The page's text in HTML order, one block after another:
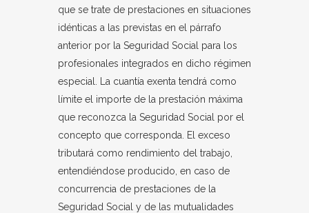
que se trate de prestaciones en situaciones
idénticas a las previstas en el párrafo
anterior por la Seguridad Social para los
profesionales integrados en dicho régimen
especial. La cuantía exenta tendrá como
límite el importe de la prestación máxima
que reconozca la Seguridad Social por el
concepto que corresponda. El exceso
tributará como rendimiento del trabajo,
entendiéndose producido, en caso de
concurrencia de prestaciones de la
Seguridad Social y de las mutualidades